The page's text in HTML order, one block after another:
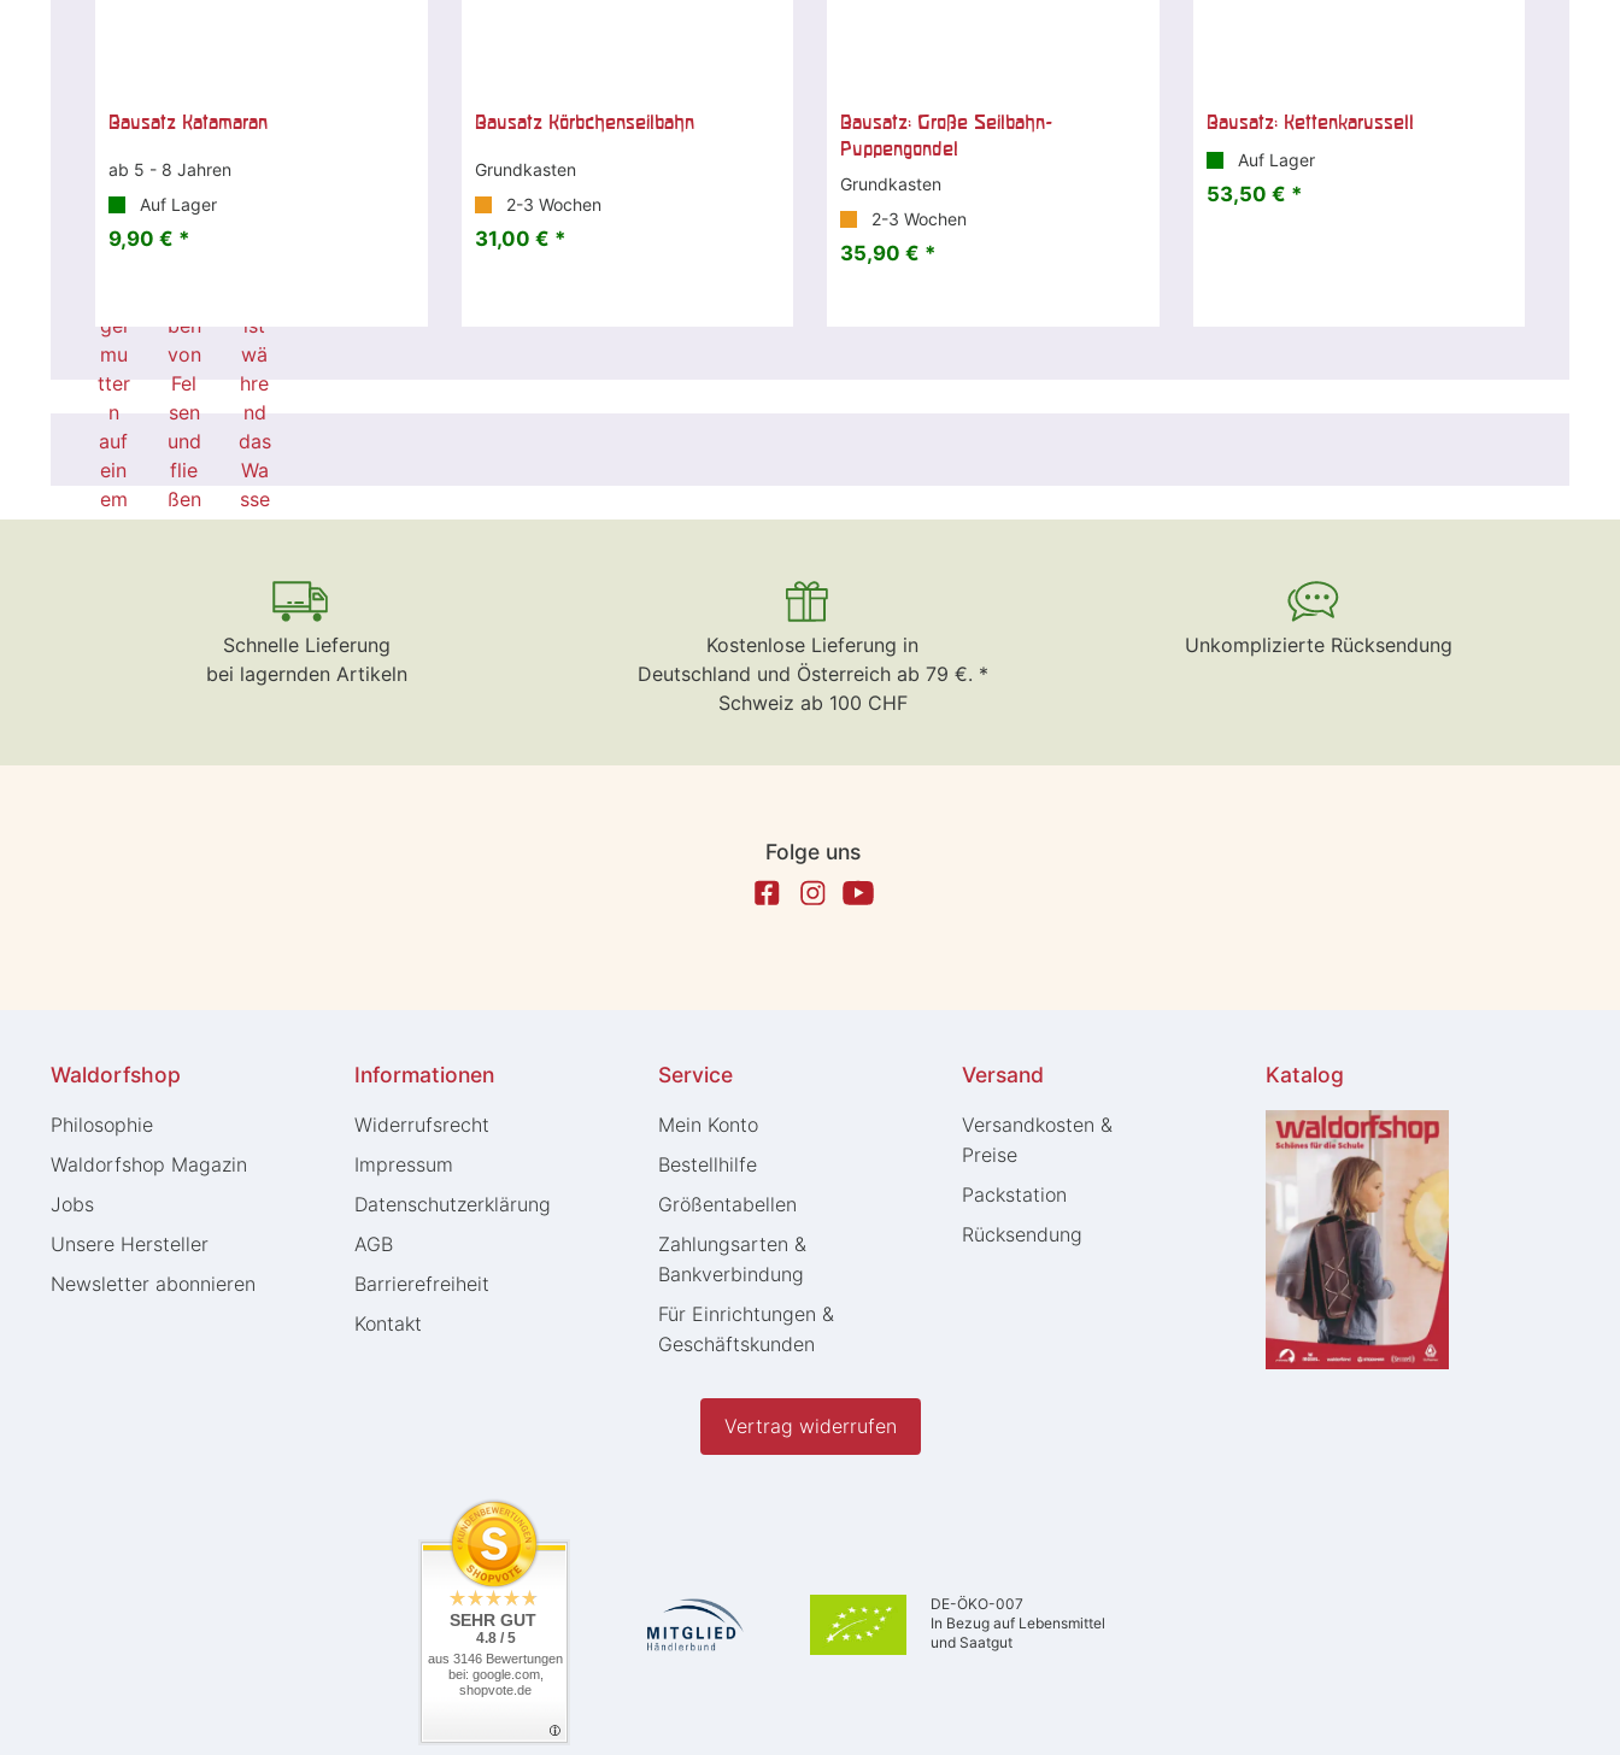
Bausatz Katamaran
ab 5 - 8 Jahren
Auf Lager
9,90 € *
Bausatz Körbchenseilbahn
Grundkasten
2-3 Wochen
31,00 € *
Bausatz: Große Seilbahn-
Puppengondel
Grundkasten
2-3 Wochen
35,90 € *
Bausatz: Kettenkarussell
Auf Lager
53,50 € *
Schnelle Lieferung
bei lagernden Artikeln
Kostenlose Lieferung in
Deutschland und Österreich ab 79 €. *
Schweiz ab 100 CHF
Unkomplizierte Rücksendung
Folge uns
Waldorfshop
Philosophie
Waldorfshop Magazin
Jobs
Unsere Hersteller
Newsletter abonnieren
Informationen
Widerrufs­recht
Impressum
Daten­schutz­erklärung
AGB
Barrierefreiheit
Kontakt
Service
Mein Konto
Bestellhilfe
Größentabellen
Zahlungsarten &
Bankverbindung
Für Einrichtungen &
Geschäftskunden
Versand
Versandkosten &
Preise
Packstation
Rücksendung
Katalog
Vertrag widerrufen
SEHR GUT
4.8 / 5
aus 3146 Bewertungen
bei: google.com,
shopvote.de
DE-ÖKO-007
In Bezug auf Lebensmittel
und Saatgut